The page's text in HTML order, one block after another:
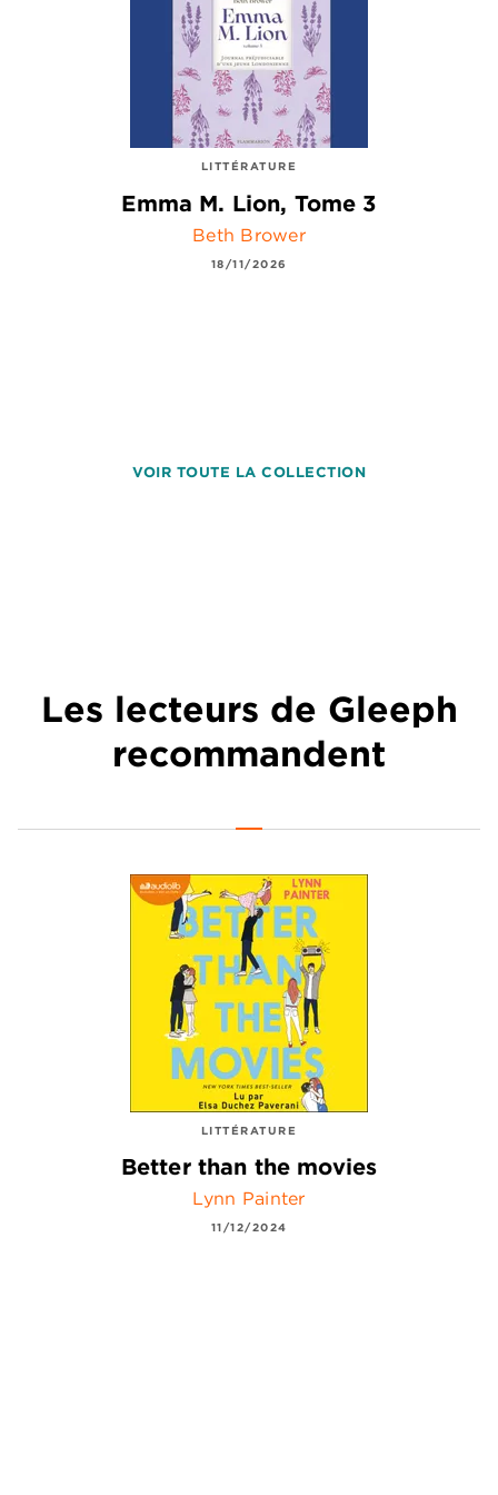
LITTÉRATURE
Emma M. Lion, Tome 3
Beth Brower
18/11/2026
VOIR TOUTE LA COLLECTION
Les lecteurs de Gleeph
recommandent
LITTÉRATURE
Better than the movies
Lynn Painter
11/12/2024